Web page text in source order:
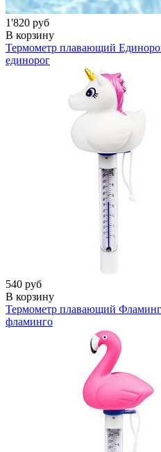
1'820 руб
В корзину
Термометр плавающий
единорог
540 руб
В корзину
Термометр плавающий
фламинго